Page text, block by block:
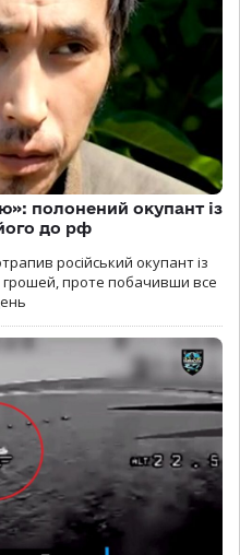
полонений окупант із
до рф
російський окупант із
грошей, проте побачивши все